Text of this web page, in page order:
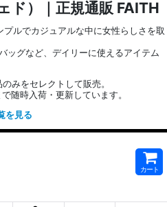
ド）｜正規通販 FAITH
ルでカジュアルな中に女性らしさを取
ッグなど、デイリーに使えるアイテム
みをセレクトして販売。
随時入荷・更新しています。
を見る
カート